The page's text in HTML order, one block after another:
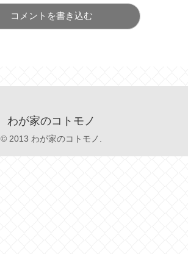
コメントを書き込む
わが家のコトモノ
© 2013 わが家のコトモノ.